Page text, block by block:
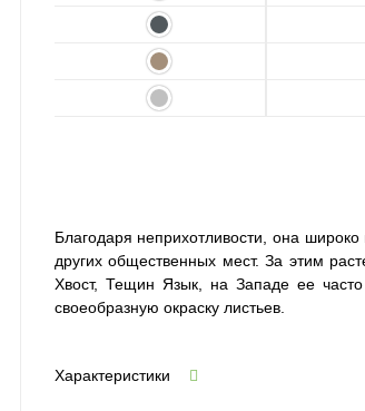
Благодаря неприхотливости, она
других общественных мест. За этим
Хвост, Тещин Язык, на Западе ее
своеобразную окраску листьев.
Характеристики